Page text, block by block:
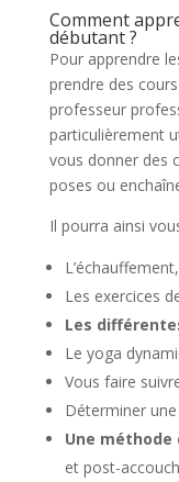
Comment
débutant ?
Pour apprendre
prendre des
professeur
particulièrement
vous donner des
poses ou
Il pourra ainsi
L’échauffement,
Les exercices
Les
Le yoga
Vous faire
Déterminer
Une méthode
et post-